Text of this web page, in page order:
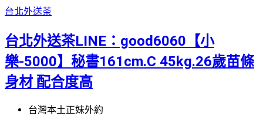
台北外送茶
台北外送茶LINE：good6060【小
樂-5000】秘書161cm.C 45kg.26歲苗條
身材 配合度高
台灣本土正妹外約